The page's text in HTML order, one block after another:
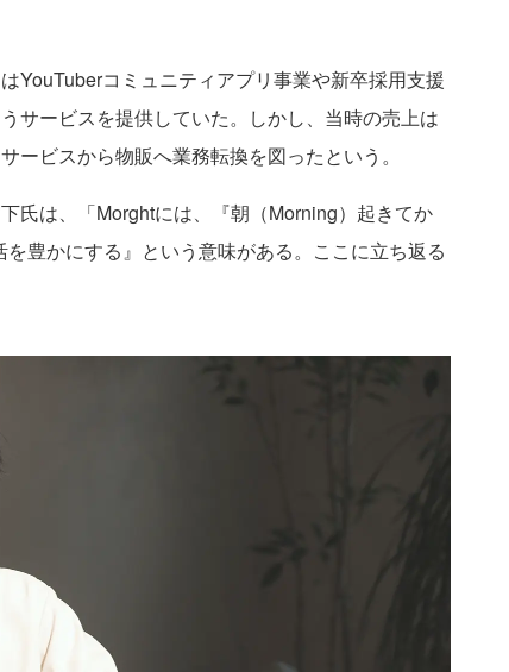
YouTuberコミュニティアプリ事業や新卒採用支援
サービスを提供していた。しかし、当時の売上は
ービスから物販へ業務転換を図ったという。
氏は、「Morghtには、『朝（Morning）起きてか
豊かにする』という意味がある。ここに立ち返る